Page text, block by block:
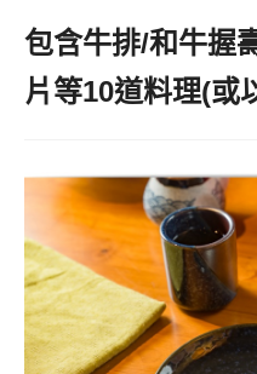
包含牛排/和牛握
片等10道料理(或